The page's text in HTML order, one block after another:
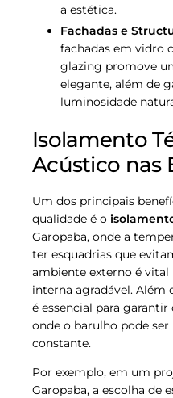
a estética.
Fachadas e
fachadas em vidro
glazing promove
elegante, além de
luminosidade
Isolamento
Acústico nas
Um dos principais
qualidade é o
Garopaba, onde a
ter esquadrias que
ambiente externo é
interna agradável. Além
é essencial para
onde o barulho pode
constante.
Por exemplo, em um
Garopaba, a escolha de